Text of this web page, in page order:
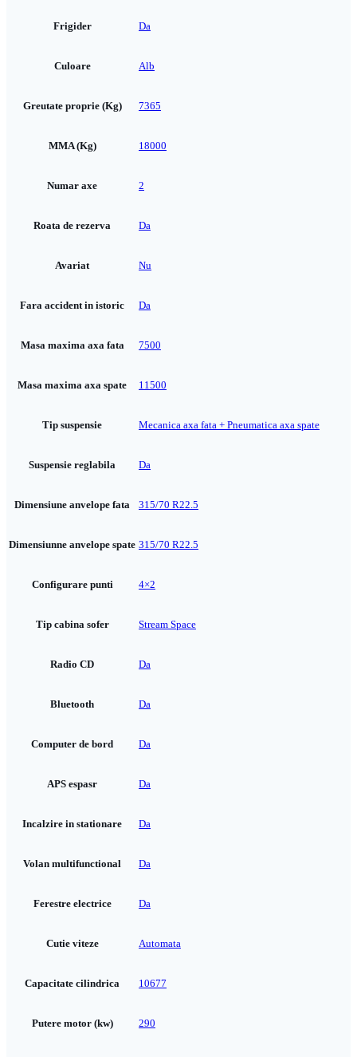
Frigider Da
Culoare Alb
Greutate proprie (Kg) 7365
MMA (Kg) 18000
Numar axe 2
Roata de rezerva Da
Avariat Nu
Fara accident in istoric Da
Masa maxima axa fata 7500
Masa maxima axa spate 11500
Tip suspensie Mecanica axa fata + Pneumatica axa spate
Suspensie reglabila Da
Dimensiune anvelope fata 315/70 R22.5
Dimensiunne anvelope spate 315/70 R22.5
Configurare punti 4×2
Tip cabina sofer Stream Space
Radio CD Da
Bluetooth Da
Computer de bord Da
APS espasr Da
Incalzire in stationare Da
Volan multifunctional Da
Ferestre electrice Da
Cutie viteze Automata
Capacitate cilindrica 10677
Putere motor (kw) 290